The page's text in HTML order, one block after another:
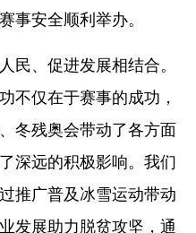
事安全顺利举办。
、促进发展相结合。
不仅在于赛事的成功，
冬残奥会带动了各方面
深远的积极影响。我们
推广普及冰雪运动带动
发展助力脱贫攻坚，通